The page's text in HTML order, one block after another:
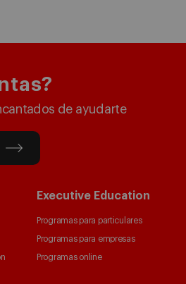
de ayudarte
Executive Education
Programas para particulares
Programas para empresas
Programas online